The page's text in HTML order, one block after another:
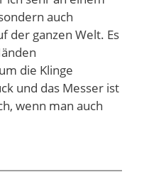
auch
der ganzen Welt. Es
die Klinge
und das Messer ist
wenn man auch